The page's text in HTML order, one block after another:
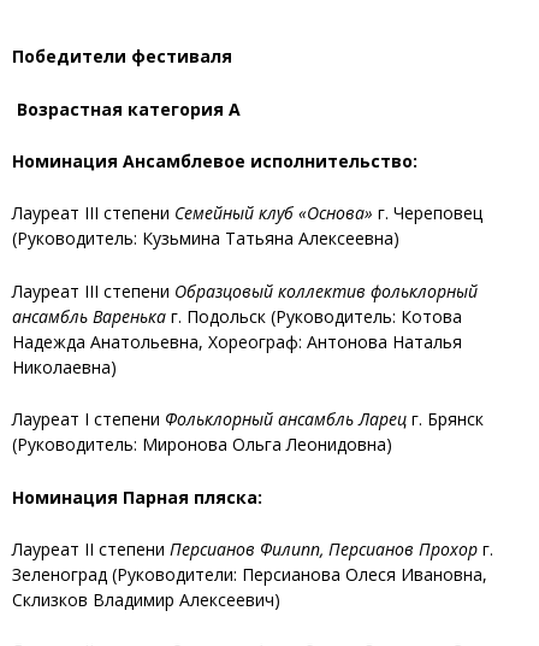
Победители фестиваля
Возрастная категория А
Номинация Ансамблевое исполнительство:
Лауреат III степени Семейный клуб «Основа» г. Череповец
(Руководитель: Кузьмина Татьяна Алексеевна)
Лауреат III степени Образцовый коллектив фольклорный
ансамбль Варенька г. Подольск (Руководитель: Котова
Надежда Анатольевна, Хореограф: Антонова Наталья
Николаевна)
Лауреат I степени Фольклорный ансамбль Ларец г. Брянск
(Руководитель: Миронова Ольга Леонидовна)
Номинация Парная пляска:
Лауреат II степени Персианов Филипп, Персианов Прохор г.
Зеленоград (Руководители: Персианова Олеся Ивановна,
Склизков Владимир Алексеевич)